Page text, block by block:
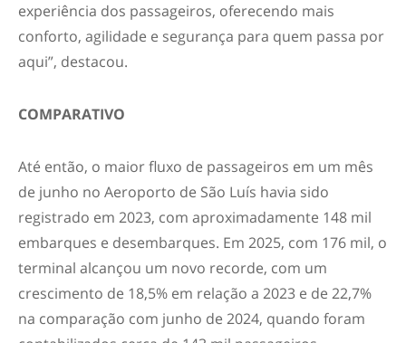
experiência dos passageiros, oferecendo mais
conforto, agilidade e segurança para quem passa por
aqui”, destacou.
COMPARATIVO
Até então, o maior fluxo de passageiros em um mês
de junho no Aeroporto de São Luís havia sido
registrado em 2023, com aproximadamente 148 mil
embarques e desembarques. Em 2025, com 176 mil, o
terminal alcançou um novo recorde, com um
crescimento de 18,5% em relação a 2023 e de 22,7%
na comparação com junho de 2024, quando foram